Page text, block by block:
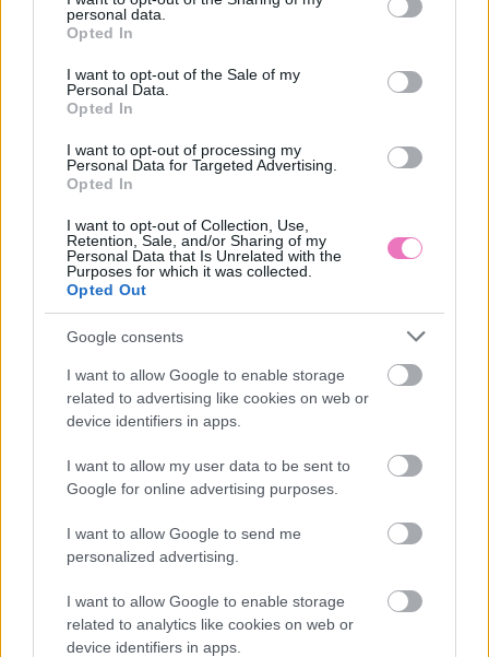
grant or deny consent to Google and its third-party tags to
use your data for below specified purposes in below Google
consent section.
personal data.
Opted In
I want to opt-out of the Sale of my
Personal Data.
Opted In
I want to opt-out of processing my
Personal Data for Targeted Advertising.
Opted In
I want to opt-out of Collection, Use,
Retention, Sale, and/or Sharing of my
Personal Data that Is Unrelated with the
Purposes for which it was collected.
Opted Out
Google consents
I want to allow Google to enable storage
related to advertising like cookies on web or
device identifiers in apps.
I want to allow my user data to be sent to
Google for online advertising purposes.
I want to allow Google to send me
personalized advertising.
I want to allow Google to enable storage
related to analytics like cookies on web or
device identifiers in apps.
Feküdjetek le a hóba, és mozgassátok a
karjaitokat és lábaitokat, hogy hóangyalt
formáljatok. A legtöbb és legszebb hóangyal
készítője nyer. Legyetek kreatívak: különböző
méretű és formájú hóangyalakat készíthettek!
A cikk folytatódik, lapozz!
« 1/2 »